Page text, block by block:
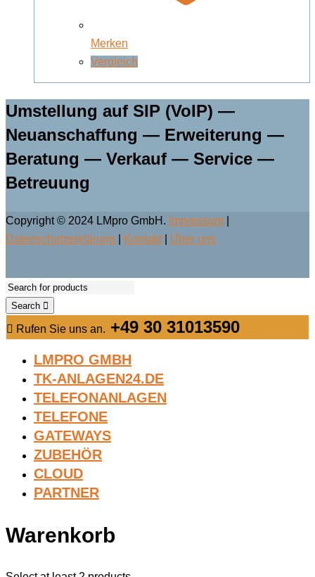
Merken
Vergleich
Umstellung auf SIP (VoIP) —
Neuanschaffung — Erweiterung —
Beratung — Verkauf — Service —
Betreuung
Copyright © 2024 LMpro GmbH. Impressum
Datenschutzerklärung
Kontakt| Über uns
Search
Rufen Sie uns an. +49 30 31013590
LMPRO GMBH
TK-ANLAGEN24.DE
TELEFONANLAGEN
TELEFONE
GATEWAYS
ZUBEHÖR
CLOUD
PARTNER
Warenkorb